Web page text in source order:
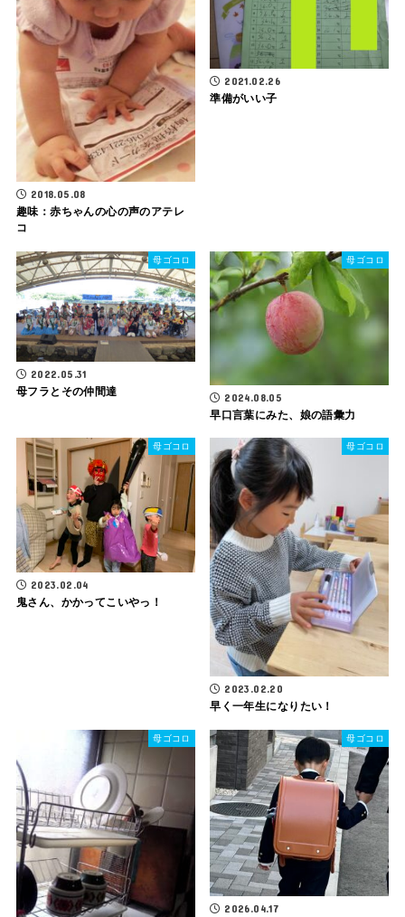
2018.05.08
趣味：赤ちゃんの心の声のアテレ
コ
2021.02.26
準備がいい子
母ゴコロ
2022.05.31
母フラとその仲間達
母ゴコロ
2024.08.05
早口言葉にみた、娘の語彙力
母ゴコロ
2023.02.04
鬼さん、かかってこいやっ！
母ゴコロ
2023.02.20
早く一年生になりたい！
母ゴコロ 母ゴコロ
2026.04.17